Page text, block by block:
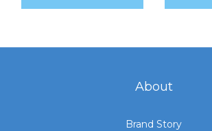
About
Brand Story